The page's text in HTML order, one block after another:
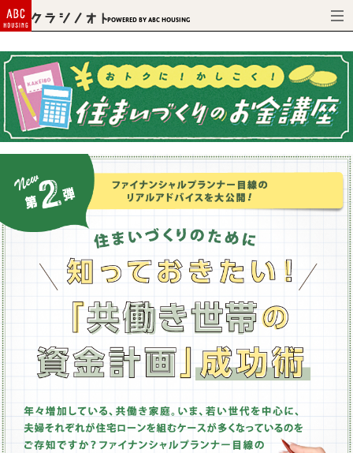
Powered by ABC HOUSING